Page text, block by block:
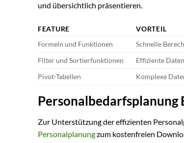
und übersichtlich präsentieren.
FEATURE VORTEIL
Formeln und Funktionen
Schnelle
Filter und Sortierfunktionen
Effiziente
Pivot-Tabellen
Komplexe
Personalbedarfsplanung
Zur Unterstützung der effizienten
Personalplanungzum kostenfreien